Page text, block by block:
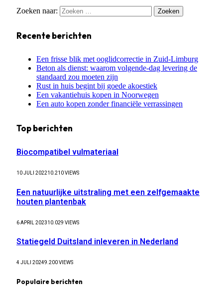
Zoeken naar:
Recente berichten
Een frisse blik met ooglidcorrectie in Zuid-Limburg
Beton als dienst: waarom volgende-dag levering de
standaard zou moeten zijn
Rust in huis begint bij goede akoestiek
Een vakantiehuis kopen in Noorwegen
Een auto kopen zonder financiële verrassingen
Top berichten
Biocompatibel vulmateriaal
10 JULI 202210.210VIEWS
Een natuurlijke uitstraling met een zelfgemaakte
houten plantenbak
6 APRIL 202310.029 VIEWS
Statiegeld Duitsland inleveren in Nederland
4 JULI 20249.200VIEWS
Populaire berichten